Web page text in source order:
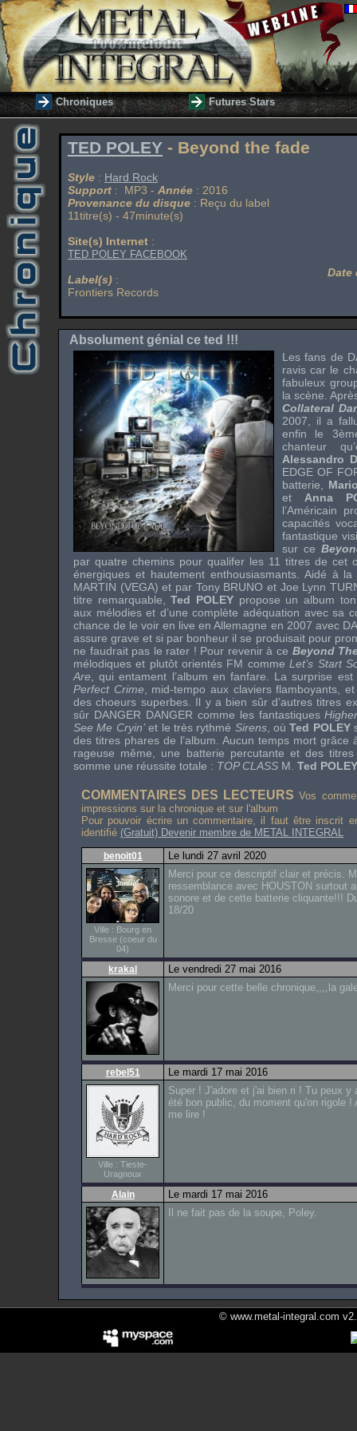
Chroniques Futures Stars
TED POLEY - Beyond the fade
Style : Hard Rock
Support : MP3 - Année : 2016
Provenance du disque : Reçu du label
11titre(s) - 47minute(s)
Site(s) Internet :
TED POLEY FACEBOOK
Label(s) :
Frontiers Records
Date
Absolument génial ce ted !!!
Les fans de
ravis car le
fabuleux
la scène.
Collateral
2007, il a
enfin le
chanteur
Alessandro
EDGE OF
batterie,
et Anna
l’Américain
capacités
fantastique
sur ce
par quatre chemins pour qualifer les 11 titres de cet
énergiques et hautement enthousiasmants. Aidé à
MARTIN (VEGA) et par Tony BRUNO et Joe Lynn
titre remarquable,Ted POLEY propose un album
aux mélodies et d’une complète adéquation avec sa
chance de le voir en live en Allemagne en 2007 avec
assure grave et si par bonheur il se produisait pour
ne faudrait pas le rater ! Pour revenir à ce Beyond
mélodiques et plutôt orientés FM commeLet’s Start
Are , qui entament l’album en fanfare. La surprise
Perfect Crime
mid-tempo aux claviers flamboyants,
des choeurs superbes. Il y a bien sûr d’autres titres
sûr DANGER DANGER comme les fantastiques
See Me Cryin’et le très rythmé Sirens, oùTed POLEY
des titres phares de l’album. Aucun temps mort grâce
rageuse même, une batterie percutante et des
somme une réussite totale : TOP CLASS M. Ted POLEY
COMMENTAIRES DES LECTEURS Vos
impressions sur la chronique et sur l'album
Pour pouvoir écrire un commentaire, il faut être inscrit
identifié (Gratuit) Devenir membre de METAL INTEGRAL
benoit01 Le lundi 27 avril 2020
Ville : Bourg en
Bresse (coeur du
04)
Merci pour ce descriptif clair et précis.
ressemblance avec HOUSTON surtout
sonore et de cette batterie cliquante!!!
18/20
krakal
Le vendredi 27 mai 2016
Merci pour cette belle chronique,,,,la
rebel51 Le mardi 17 mai 2016
Ville : Tieste-
Uragnoux
Super ! J'adore et j'ai bien ri ! Tu peux y
été bon public, du moment qu'on rigole !
me lire !
Alain
Le mardi 17 mai 2016
Il ne fait pas de la soupe, Poley.
© www.metal-integral.com